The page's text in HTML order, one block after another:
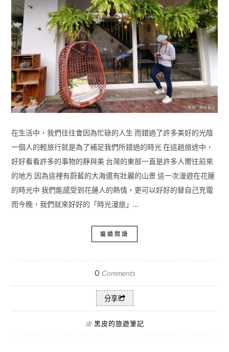
在生活中，我們往往會因為忙碌的人生 而錯過了許多美好的光陰
一個人的輕旅行就是為了補足我們所錯過的時光 在這趟旅途中，
好好看看許多的事物的靜與美 台灣的東部一直是許多人嚮往前來
的地方 因為這裡有蔚藍的大海還有壯麗的山景 這一次漫遊在花蓮
的時光中 我們能感受到花蓮人的熱情，更可以好好的替自己充電
而今晚，我們就來好好的「時光漫旅」…
繼續閱讀
0 Comments
分享
由 黑皮的旅遊筆記